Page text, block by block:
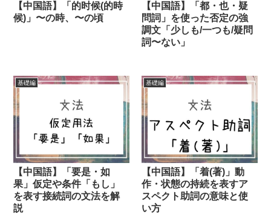
【中国語】「的时候(的時
候)」〜の時、〜の頃
【中国語】「都・也・疑
問詞」を使った否定の強
調文「少しも/一つも/疑問
詞〜ない」
基礎編
【中国語】「要是・如
果」仮定や条件「もし」
を表す接続詞の文法を解
説
基礎編
【中国語】「着(著)」動
作・状態の持続を表すア
スペクト助詞の意味と使
い方